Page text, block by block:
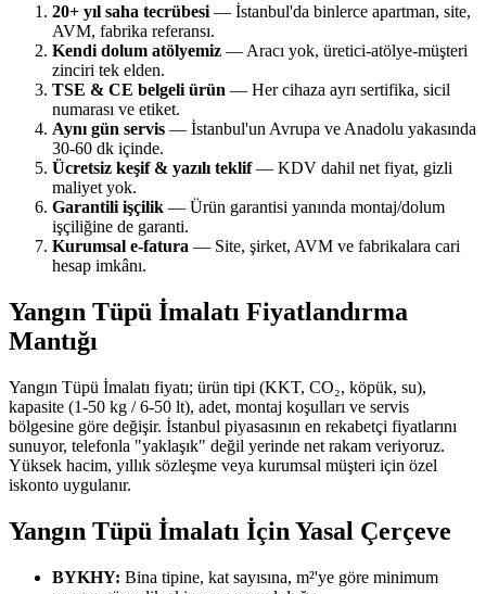
20+ yıl saha tecrübesi — İstanbul'da binlerce apartman, site,
AVM, fabrika referansı.
Kendi dolum atölyemiz — Aracı yok, üretici-atölye-müşteri
zinciri tek elden.
TSE & CE belgeli ürün — Her cihaza ayrı sertifika, sicil
numarası ve etiket.
Aynı gün servis — İstanbul'un Avrupa ve Anadolu yakasında
30-60 dk içinde.
Ücretsiz keşif & yazılı teklif— KDV dahil net fiyat, gizli
maliyet yok.
Garantili işçilik — Ürün garantisi yanında montaj/dolum
işçiliğine de garanti.
Kurumsal e-fatura — Site, şirket, AVM ve fabrikalara cari
hesap imkânı.
Yangın Tüpü İmalatı Fiyatlandırma
Mantığı
Yangın Tüpü İmalatı fiyatı; ürün tipi (KKT, CO₂, köpük, su),
kapasite (1-50 kg / 6-50 lt), adet, montaj koşulları ve servis
bölgesine göre değişir. İstanbul piyasasının en rekabetçi fiyatlarını
sunuyor, telefonla "yaklaşık" değil yerinde net rakam veriyoruz.
Yüksek hacim, yıllık sözleşme veya kurumsal müşteri için özel
iskonto uygulanır.
Yangın Tüpü İmalatı İçin Yasal Çerçeve
BYKHY: Bina tipine, kat sayısına, m²'ye göre minimum